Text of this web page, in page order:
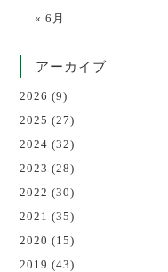
« 6月
アーカイブ
2026 (9)
2025 (27)
2024 (32)
2023 (28)
2022 (30)
2021 (35)
2020 (15)
2019 (43)